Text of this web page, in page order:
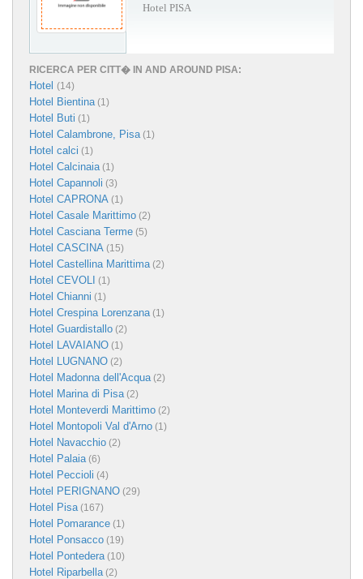
Hotel PISA
RICERCA PER CITT� IN AND AROUND PISA:
Hotel (14)
Hotel Bientina(1)
Hotel Buti (1)
Hotel Calambrone, Pisa(1)
Hotel calci (1)
Hotel Calcinaia(1)
Hotel Capannoli (3)
Hotel CAPRONA (1)
Hotel Casale Marittimo (2)
Hotel Casciana Terme (5)
Hotel CASCINA (15)
Hotel Castellina Marittima(2)
Hotel CEVOLI (1)
Hotel Chianni (1)
Hotel Crespina Lorenzana(1)
Hotel Guardistallo (2)
Hotel LAVAIANO (1)
Hotel LUGNANO (2)
Hotel Madonna dell'Acqua(2)
Hotel Marina di Pisa(2)
Hotel Monteverdi Marittimo (2)
Hotel Montopoli Val d'Arno (1)
Hotel Navacchio (2)
Hotel Palaia(6)
Hotel Peccioli (4)
Hotel PERIGNANO (29)
Hotel Pisa(167)
Hotel Pomarance (1)
Hotel Ponsacco (19)
Hotel Pontedera(10)
Hotel Riparbella(2)